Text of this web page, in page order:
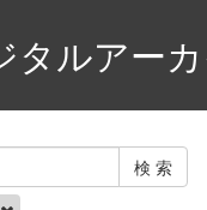
タルアー